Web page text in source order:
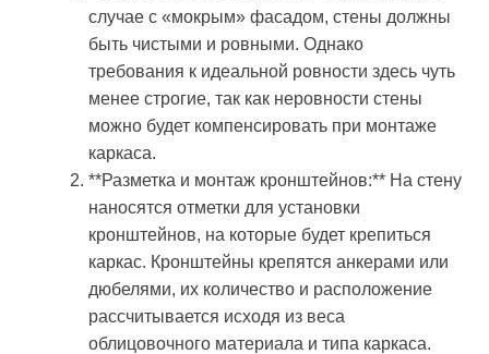
случае с «мокрым» фасадом, стены должны
быть чистыми и ровными. Однако
требования к идеальной ровности здесь чуть
менее строгие, так как неровности стены
можно будет компенсировать при монтаже
каркаса.
**Разметка и монтаж кронштейнов:** На стену
наносятся отметки для установки
кронштейнов, на которые будет крепиться
каркас. Кронштейны крепятся анкерами или
дюбелями, их количество и расположение
рассчитывается исходя из веса
облицовочного материала и типа каркаса.